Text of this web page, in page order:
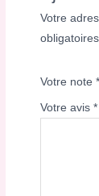
Votre
Votre note*
Votre avis*